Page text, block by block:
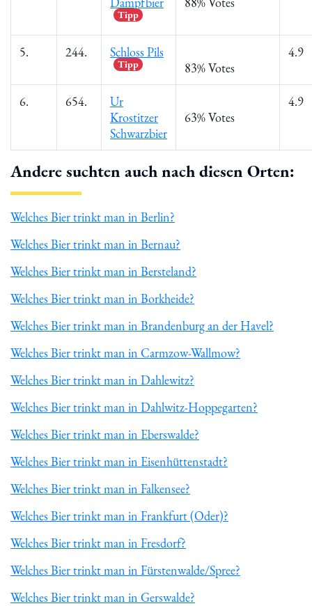
Tipp
5. 244. Schloss Pils
Tipp 83% Votes
4.9
6. 654.
Ur
Krostitzer
Schwarzbier
63% Votes
4.9
Andere suchten auch nach diesen Orten:
Welches Bier trinkt man in Berlin?
Welches Bier trinkt man in Bernau?
Welches Bier trinkt man in Bersteland?
Welches Bier trinkt man in Borkheide?
Welches Bier trinkt man in Brandenburg an der Havel?
Welches Bier trinkt man in Carmzow-Wallmow?
Welches Bier trinkt man in Dahlewitz?
Welches Bier trinkt man in Dahlwitz-Hoppegarten?
Welches Bier trinkt man in Eberswalde?
Welches Bier trinkt man in Eisenhüttenstadt?
Welches Bier trinkt man in Falkensee?
Welches Bier trinkt man in Frankfurt (Oder)?
Welches Bier trinkt man in Fresdorf?
Welches Bier trinkt man in Fürstenwalde/Spree?
Welches Bier trinkt man in Gerswalde?